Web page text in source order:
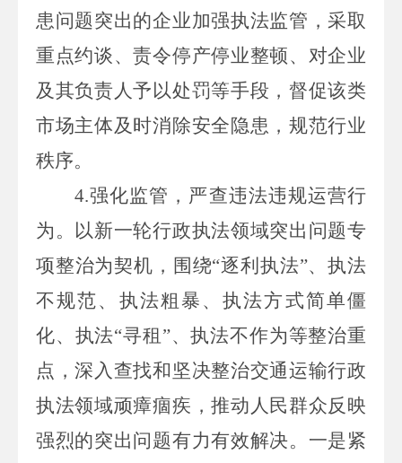
患问题突出的企业加强执法监管，采取
重点约谈、责令停产停业整顿、对企业
及其负责人予以处罚等手段，督促该类
市场主体及时消除安全隐患，规范行业
秩序。
4.强化监管，严查违法违规运营行
为。以新一轮行政执法领域突出问题专
项整治为契机，围绕“逐利执法”、执法
不规范、执法粗暴、执法方式简单僵
化、执法“寻租”、执法不作为等整治重
点，深入查找和坚决整治交通运输行政
执法领域顽瘴痼疾，推动人民群众反映
强烈的突出问题有力有效解决。一是紧